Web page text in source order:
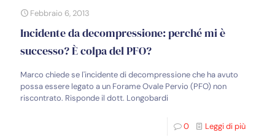
Febbraio 6, 2013
Incidente da decompressione: perché mi è
successo? È colpa del PFO?
Marco chiede se l'incidente di decompressione che ha avuto
possa essere legato a un Forame Ovale Pervio (PFO) non
riscontrato. Risponde il dott. Longobardi
0 Leggi di più